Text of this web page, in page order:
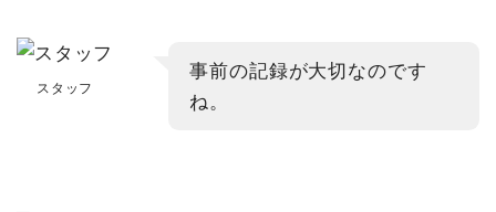
スタッフ
事前の記録が大切なのです
ね。